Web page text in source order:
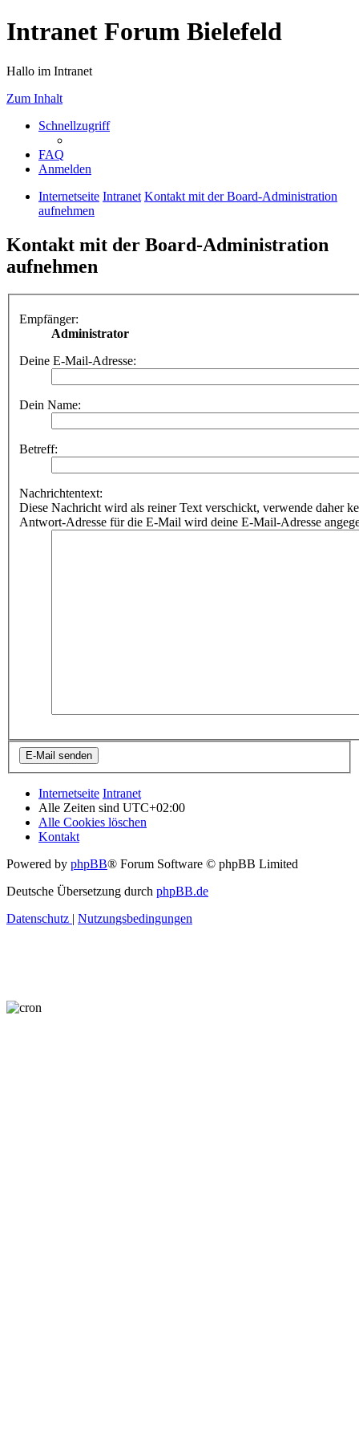
Intranet Forum Bielefeld
Hallo im Intranet
Zum Inhalt
Schnellzugriff
FAQ
Anmelden
Internetseite Intranet Kontakt mit der Board-Administration
aufnehmen
Kontakt mit der Board-Administration
aufnehmen
Empfänger:
Administrator
Deine E-Mail-Adresse:
Dein Name:
Betreff:
Nachrichtentext:
Diese Nachricht wird als reiner Text verschickt, verwende daher
Antwort-Adresse für die E-Mail wird deine E-Mail-Adresse
Internetseite Intranet
Alle Zeiten sind UTC+02:00
Alle Cookies löschen
Kontakt
Powered by phpBB® Forum Software © phpBB Limited
Deutsche Übersetzung durch phpBB.de
Datenschutz | Nutzungsbedingungen